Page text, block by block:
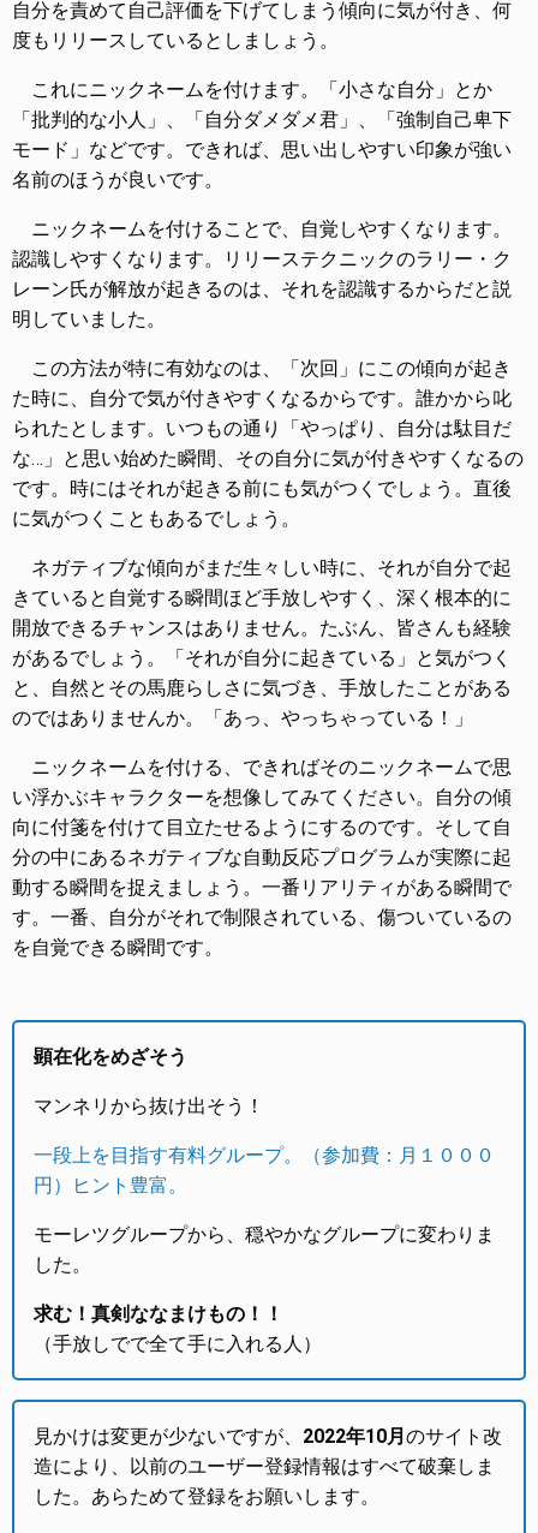
自分を責めて自己評価を下げてしまう傾向に気が付き、何
度もリリースしているとしましょう。
これにニックネームを付けます。「小さな自分」とか
「批判的な小人」、「自分ダメダメ君」、「強制自己卑下
モード」などです。できれば、思い出しやすい印象が強い
名前のほうが良いです。
ニックネームを付けることで、自覚しやすくなります。
認識しやすくなります。リリーステクニックのラリー・ク
レーン氏が解放が起きるのは、それを認識するからだと説
明していました。
この方法が特に有効なのは、「次回」にこの傾向が起き
た時に、自分で気が付きやすくなるからです。誰かから叱
られたとします。いつもの通り「やっぱり、自分は駄目だ
な…」と思い始めた瞬間、その自分に気が付きやすくなるの
です。時にはそれが起きる前にも気がつくでしょう。直後
に気がつくこともあるでしょう。
ネガティブな傾向がまだ生々しい時に、それが自分で起
きていると自覚する瞬間ほど手放しやすく、深く根本的に
開放できるチャンスはありません。たぶん、皆さんも経験
があるでしょう。「それが自分に起きている」と気がつく
と、自然とその馬鹿らしさに気づき、手放したことがある
のではありませんか。「あっ、やっちゃっている！」
ニックネームを付ける、できればそのニックネームで思
い浮かぶキャラクターを想像してみてください。自分の傾
向に付箋を付けて目立たせるようにするのです。そして自
分の中にあるネガティブな自動反応プログラムが実際に起
動する瞬間を捉えましょう。一番リアリティがある瞬間で
す。一番、自分がそれで制限されている、傷ついているの
を自覚できる瞬間です。
顕在化をめざそう
マンネリから抜け出そう！
一段上を目指す有料グループ。（参加費：月１０００
円）ヒント豊富。
モーレツグループから、穏やかなグループに変わりま
した。
求む！真剣ななまけもの！！
（手放しでで全て手に入れる人）
見かけは変更が少ないですが、 2022年10月 のサイト改
造により、以前のユーザー登録情報はすべて破棄しま
した。あらためて登録をお願いします。